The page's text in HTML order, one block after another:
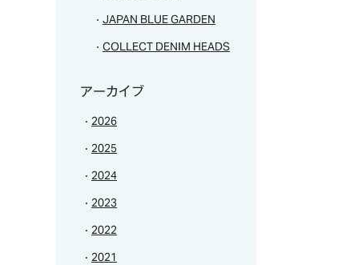
JAPAN BLUE GARDEN
COLLECT DENIM HEADS
アーカイブ
2026
2025
2024
2023
2022
2021